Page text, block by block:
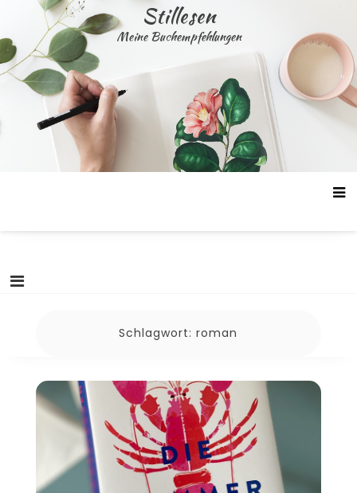
content
Stillesen
Meine Buchempfehlungen
Schlagwort:roman